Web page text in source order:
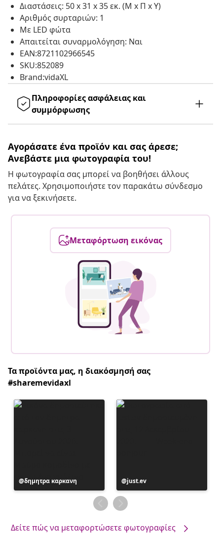
Διαστάσεις: 50 x 31 x 35 εκ. (Μ x Π x Υ)
Αριθμός συρταριών: 1
Με LED φώτα
Απαιτείται συναρμολόγηση: Ναι
EAN:8721102966545
SKU:852089
Brand:vidaXL
Πληροφορίες ασφάλειας και
συμμόρφωσης
Αγοράσατε ένα προϊόν και σας άρεσε;
Ανεβάστε μια φωτογραφία του!
Η φωτογραφία σας μπορεί να βοηθήσει άλλους
πελάτες. Χρησιμοποιήστε τον παρακάτω σύνδεσμο
για να ξεκινήσετε.
Μεταφόρτωση εικόνας
Τα προϊόντα μας, η διακόσμησή σας
#sharemevidaxl
Η
ανάρτηση
δημητρα καρκανη
Η
ανάρτηση
δημοσιεύθηκε
από
just.ev
Δείτε πώς να μεταφορτώσετε φωτογραφίες